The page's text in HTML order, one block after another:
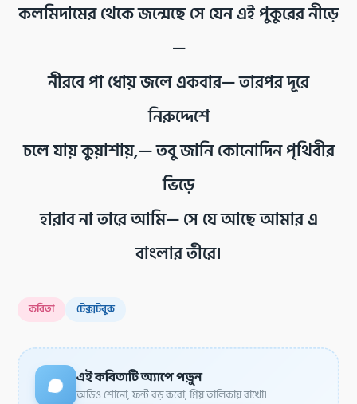
কলমিদামের থেকে জন্মেছে সে যেন এই পুকুরের নীড়ে
—
নীরবে পা ধোয় জলে একবার— তারপর দূরে
নিরুদ্দেশে
চলে যায় কুয়াশায়,— তবু জানি কোনোদিন পৃথিবীর
ভিড়ে
হারাব না তারে আমি— সে যে আছে আমার এ
বাংলার তীরে।
কবিতা টেক্সটবুক
এই কবিতাটি অ্যাপে পড়ুন
অডিও শোনো, ফন্ট বড় করো, প্রিয় তালিকায় রাখো।